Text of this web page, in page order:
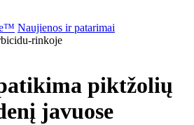
Naujienos ir patarimai
rinkoje
piktžolių
javuose